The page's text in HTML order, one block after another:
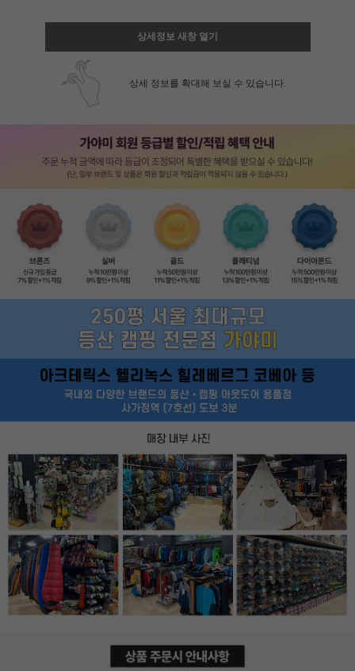
상세정보 새창 열기
상세 정보를 확대해 보실 수 있습니다.